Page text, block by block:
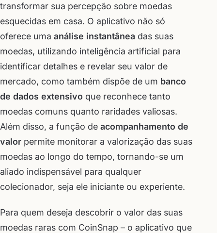
transformar sua percepção sobre moedas
esquecidas em casa. O aplicativo não só
oferece uma análise instantânea das suas
moedas, utilizando inteligência artificial para
identificar detalhes e revelar seu valor de
mercado, como também dispõe de um banco
de dados extensivo que reconhece tanto
moedas comuns quanto raridades valiosas.
Além disso, a função de acompanhamento de
valor permite monitorar a valorização das suas
moedas ao longo do tempo, tornando-se um
aliado indispensável para qualquer
colecionador, seja ele iniciante ou experiente.
Para quem deseja descobrir o valor das suas
moedas raras com CoinSnap – o aplicativo que